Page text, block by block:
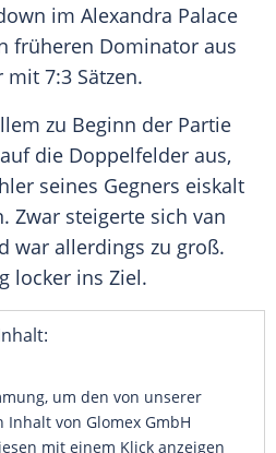
im Alexandra Palace
früheren Dominator aus
mit 7:3 Sätzen.
zu Beginn der Partie
die Doppelfelder aus,
seines Gegners eiskalt
Zwar steigerte sich van
war allerdings zu groß.
locker ins Ziel.
um den von unserer
von Glomex GmbH
mit einem Klick anzeigen